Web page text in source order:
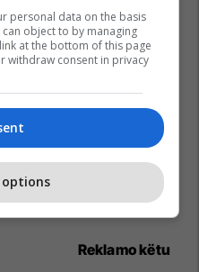
Reklamo këtu
personal data on the basis
object to by managing
at the bottom of this page
withdraw consent in privacy